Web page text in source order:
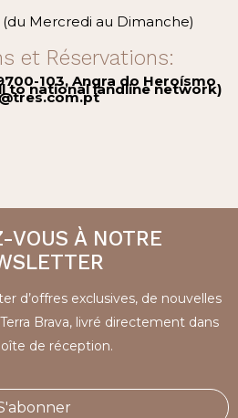
(du Mercredi au Dimanche)
et Réservations:
103, Angra do Heroísmo
to national landline network)
VOUS À NOTRE
d’offres exclusives, de nouvelles
Brava, livré directement dans
de réception.